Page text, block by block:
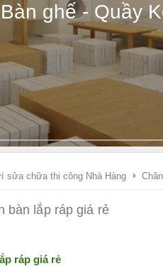
u
ầ
á
t
Bàn ghế - Quầy
sửa chữa thi công Nhà Hàng
bàn lắp ráp giá rẻ
ráp giá rẻ